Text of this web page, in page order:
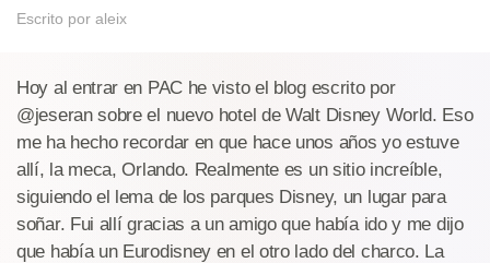
Escrito por aleix
Hoy al entrar en PAC he visto el blog escrito por
@jeseran sobre el nuevo hotel de Walt Disney World. Eso
me ha hecho recordar en que hace unos años yo estuve
allí, la meca, Orlando. Realmente es un sitio increíble,
siguiendo el lema de los parques Disney, un lugar para
soñar. Fui allí gracias a un amigo que había ido y me dijo
que había un Eurodisney en el otro lado del charco. La